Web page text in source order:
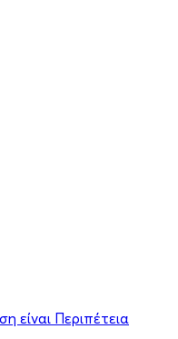
είναι Περιπέτεια